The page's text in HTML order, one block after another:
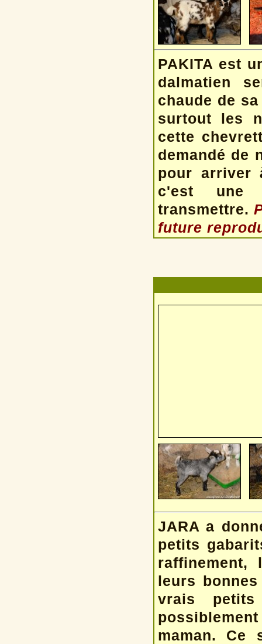
PAKITA est
dalmatien
chaude de
surtout les
cette
demandé de
pour arriver
c'est une
transmettre.
future
JARA a
petits
leurs
vrais petits
maman. Ce